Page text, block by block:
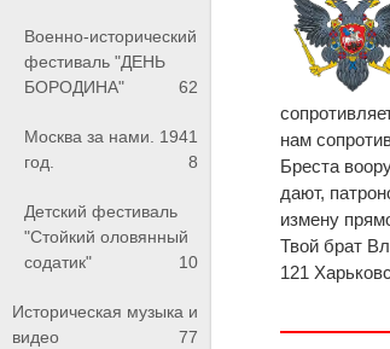
Военно-исторический
фестиваль "ДЕНЬ
БОРОДИНА"
62
Москва за нами. 1941
год.
8
Детский фестиваль
"Стойкий оловянный
содатик"
10
Историческая музыка и
видео
77
нам
Бреста
дают,
измену
Твой брат
121